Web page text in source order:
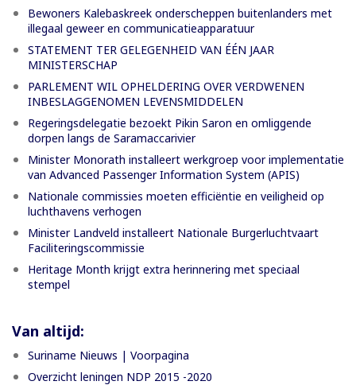
Bewoners Kalebaskreek onderscheppen buitenlanders met
illegaal geweer en communicatieapparatuur
STATEMENT TER GELEGENHEID VAN ÉÉN JAAR
MINISTERSCHAP
PARLEMENT WIL OPHELDERING OVER VERDWENEN
INBESLAGGENOMEN LEVENSMIDDELEN
Regeringsdelegatie bezoekt Pikin Saron en omliggende
dorpen langs de Saramaccarivier
Minister Monorath installeert werkgroep voor implementatie
van Advanced Passenger Information System (APIS)
Nationale commissies moeten efficiëntie en veiligheid op
luchthavens verhogen
Minister Landveld installeert Nationale Burgerluchtvaart
Faciliteringscommissie
Heritage Month krijgt extra herinnering met speciaal
stempel
Van altijd:
Suriname Nieuws | Voorpagina
Overzicht leningen NDP 2015 -2020